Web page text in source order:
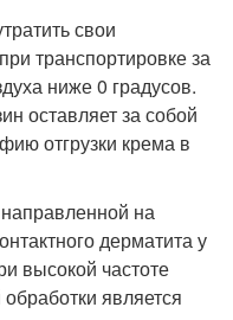
свои
транспортировке за
ниже 0 градусов.
оставляет за собой
отгрузки крема в
на
дерматита у
высокой частоте
является